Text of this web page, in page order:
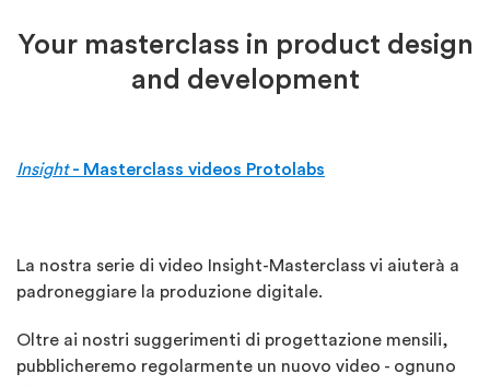
Your masterclass in product design
and development
Insight- Masterclass videos Protolabs
La nostra serie di video Insight-Masterclass vi aiuterà a
padroneggiare la produzione digitale.
Oltre ai nostri suggerimenti di progettazione mensili,
pubblicheremo regolarmente un nuovo video - ognuno